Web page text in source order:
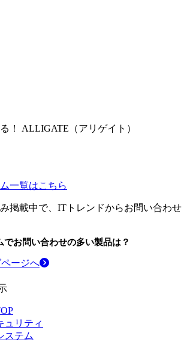
！ ALLIGATE（アリゲイト）
一覧はこちら
掲載中で、ITトレンドからお問い合わせ
でお問い合わせの多い製品は？
ージへ
ュリティ
ステム